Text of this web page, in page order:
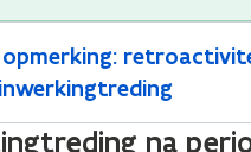
opmerking:
na